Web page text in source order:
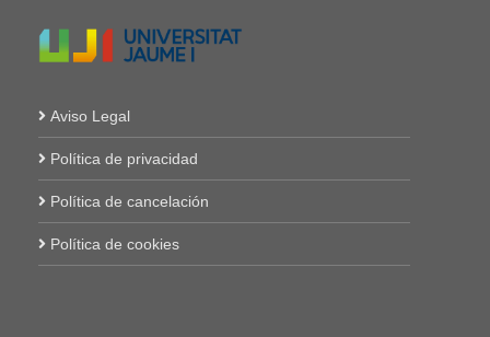
Aviso Legal
Política de privacidad
Política de cancelación
Política de cookies